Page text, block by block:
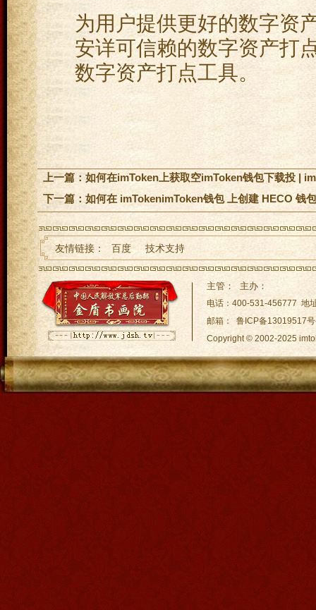
为用户提供更好的数字资
安详可信赖的数字资产打
数字资产打点工具。
上一篇： 如何在imToken上获取空imToken钱包下载投 |
下一篇： 如何在 imTokenimToken钱包 上创建 HECO 钱
友情链接： 百度 技术支持
主管： 主办：
电话：400-531-456777 地
邮箱： 鲁ICP备13019517
Copyright © 2002-2025
网站地图:XML 地图|